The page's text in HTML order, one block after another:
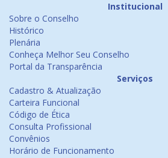
Institucional
Sobre o Conselho
Histórico
Plenária
Conheça Melhor Seu Conselho
Portal da Transparência
Serviços
Cadastro & Atualização
Carteira Funcional
Código de Ética
Consulta Profissional
Convênios
Horário de Funcionamento